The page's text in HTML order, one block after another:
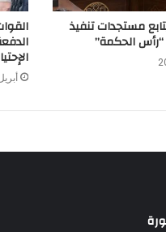
مستجدات تنفيذ
الحكمة”
أبريل 22,